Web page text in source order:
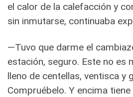
el calor de la calefacción y
sin inmutarse, continuaba
—Tuvo que darme el
estación, seguro. Este no es
lleno de centellas, ventisca y
Compruébelo. Y encima